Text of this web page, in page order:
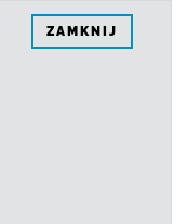
ZAMKNIJ